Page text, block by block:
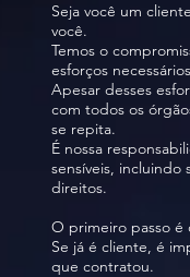
Seja você um
você.
Temos o
esforços
Apesar desses
com todos os
se repita.
É nossa
sensíveis, incluindo
direitos.
O primeiro passo é
Se já é cliente, é
que contratou.